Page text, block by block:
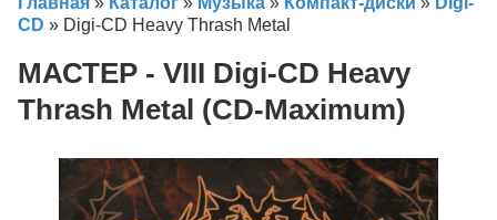
CD » Digi-CD Heavy Thrash Metal
МАСТЕР - VIII Digi-CD Heavy
Thrash Metal (CD-Maximum)